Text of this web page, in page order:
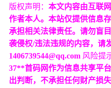
版权声明： 本文内容由互联
作者本人。本站仅提供信息
承担相关法律责任。请勿盲
袭侵权/违法违规的内容，请
1406739544@qq.com 风险提
37**首码网作为信息共享平
出判断，不承担任何财产损